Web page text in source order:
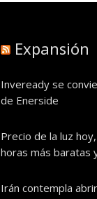
Expansión
Inveready se
de Enerside
Precio de la luz
horas más baratas
Irán contempla